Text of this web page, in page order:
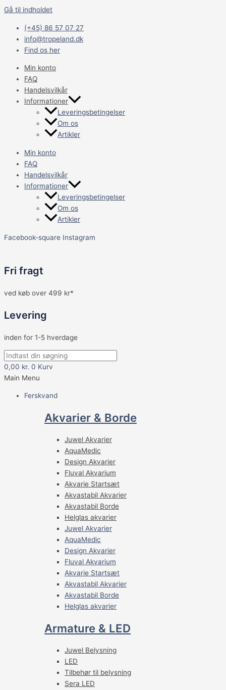
Gå til indholdet
(+45) 86 57 07 27
info@tropeland.dk
Find os her
Min konto
FAQ
Handelsvilkår
Informationer
Leveringsbetingelser
Om os
Artikler
Min konto
FAQ
Handelsvilkår
Informationer
Leveringsbetingelser
Om os
Artikler
Facebook-square Instagram
Fri fragt
ved køb over 499 kr*
Levering
inden for 1-5 hverdage
0,00 kr. 0 Kurv
Main Menu
Ferskvand
Akvarier & Borde
Juwel Akvarier
AquaMedic
Design Akvarier
Fluval Akvarium
Akvarie Startsæt
Akvastabil Akvarier
Akvastabil Borde
Helglas akvarier
Juwel Akvarier
AquaMedic
Design Akvarier
Fluval Akvarium
Akvarie Startsæt
Akvastabil Akvarier
Akvastabil Borde
Helglas akvarier
Armature & LED
Juwel Belysning
LED
Tilbehør til belysning
Sera LED